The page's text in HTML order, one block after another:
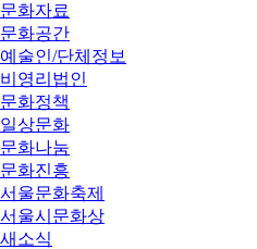
문화자료
문화공간
예술인/단체정보
비영리법인
문화정책
일상문화
문화나눔
문화진흥
서울문화축제
서울시문화상
새소식